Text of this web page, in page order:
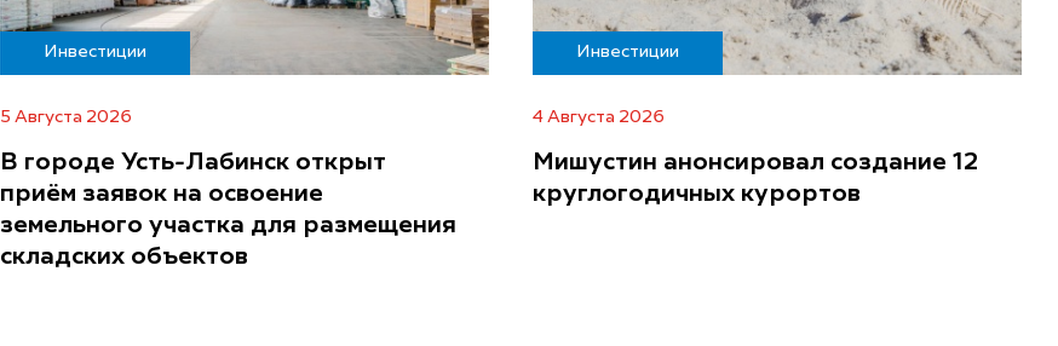
Инвестиции
5 Августа 2026
В городе Усть-Лабинск открыт
приём заявок на освоение
земельного участка для размещения
складских объектов
Инвестиции
4 Августа 2026
Мишустин анонсировал создание 12
круглогодичных курортов